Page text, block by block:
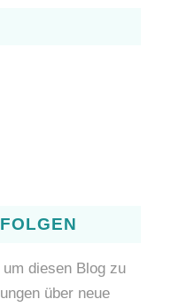
diesen Blog zu
über neue